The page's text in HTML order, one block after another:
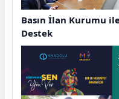
Basın İlan Kurumu
Destek